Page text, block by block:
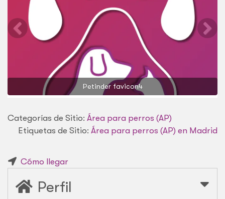
Petinder favicon4
Categorías de Sitio: Área para perros (AP)
Etiquetas de Sitio: Área para perros (AP) en Madrid
Cómo llegar
Perfil